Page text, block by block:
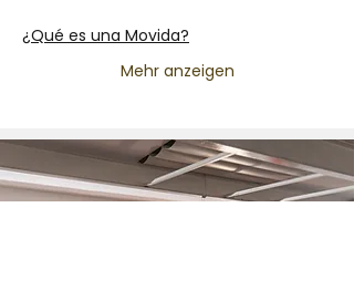
¿Qué es una Movida?
Mehr anzeigen